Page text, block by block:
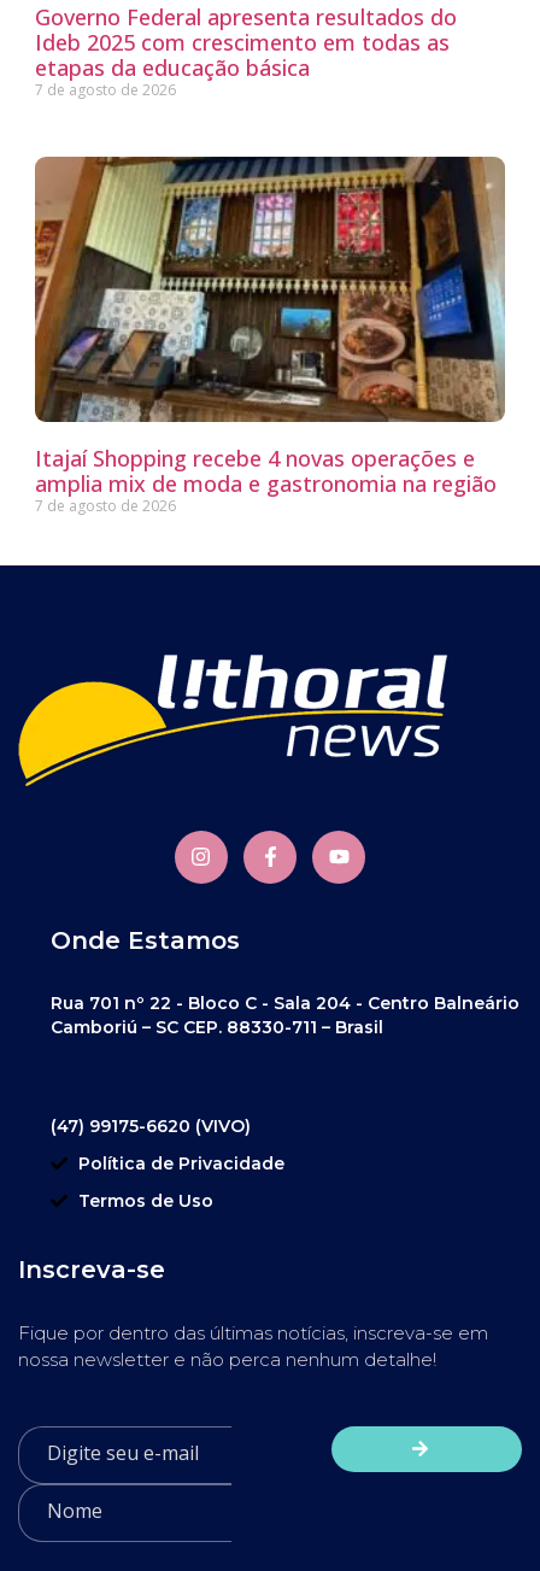
Governo Federal apresenta resultados do
Ideb 2025 com crescimento em todas as
etapas da educação básica
7 de agosto de 2026
Itajaí Shopping recebe 4 novas operações e
amplia mix de moda e gastronomia na região
7 de agosto de 2026
Onde Estamos
Rua 701 nº 22 - Bloco C - Sala 204 - Centro Balneário
Camboriú – SC CEP. 88330-711 – Brasil
(47) 99175-6620 (VIVO)
Política de Privacidade
Termos de Uso
Inscreva-se
Fique por dentro das últimas notícias, inscreva-se em
nossa newsletter e não perca nenhum detalhe!